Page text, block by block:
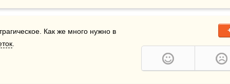
Как же много нужно в